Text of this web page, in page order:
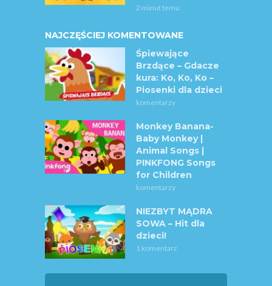
2 minut temu
NAJCZĘŚCIEJ KOMENTOWANE
Śpiewające
Brzdące – Gdacze
kura: Ko, Ko, Ko –
Piosenki dla dzieci
komentarzy
Monkey Banana-
Baby Monkey |
Animal Songs |
PINKFONG Songs
for Children
komentarzy
NIEZBYT MĄDRA
SOWA – Hit dla
dzieci!
1 komentarz